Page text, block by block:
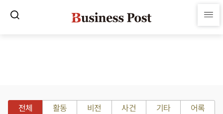
전체 활동 비전 사건 기타 어록